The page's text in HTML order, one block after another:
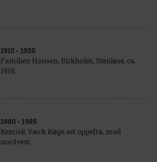
1915 - 1920
Familien Hansen, Birkholm, Stenløse, ca.
1919.
1980 - 1985
Kemisk Værk Køge set oppefra, mod
nordvest.